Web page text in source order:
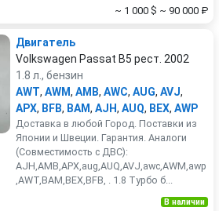
~ 1 000 $ ~ 90 000 ₽
Двигатель
Volkswagen Passat B5 рест. 2002
1.8 л., бензин
AWT, AWM, AMB, AWC, AUG, AVJ,
APX, BFB, BAM, AJH, AUQ, BEX, AWP
Доставка в любой Город. Поставки из
Японии и Швеции. Гарантия. Аналоги
(Совместимость с ДВС):
AJH,AMB,APX,aug,AUQ,AVJ,awc,AWM,awp
,AWT,BAM,BEX,BFB, . 1.8 Турбо б...
В наличии